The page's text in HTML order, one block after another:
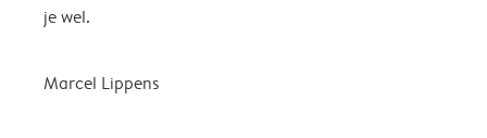
je wel.
Marcel Lippens